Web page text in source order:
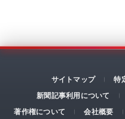
サイトマップ
特
新聞記事利用について
著作権について
会社概要